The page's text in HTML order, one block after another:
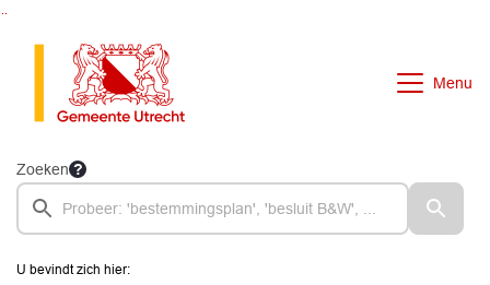
Menu
Zoeken
U bevindt zich hier: